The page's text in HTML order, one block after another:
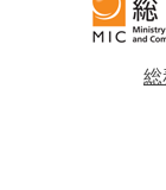
総